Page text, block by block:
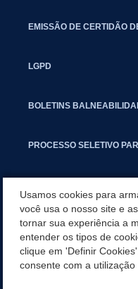
EMISSÃO DE CERTIDÃO
LGPD
BOLETINS
PROCESSO SELETIVO
MANUAL DE
TURMINHA DO LAGO
Usamos cookies para
você usa o nosso site e
tornar sua experiência a
entender os tipos de
clique em 'Definir
consente com a utilização